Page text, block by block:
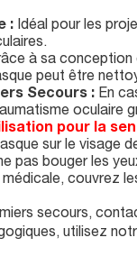
: Idéal pour les
à sa conception
peut être
Secours : En
oculaire
pour la
sur le visage
pas bouger les
couvrez
secours,
utilisez